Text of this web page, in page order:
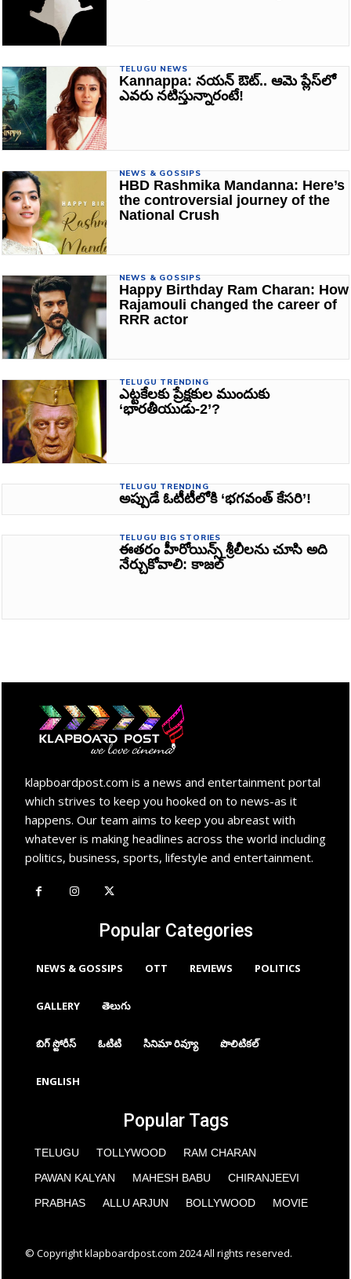
TELUGU NEWS
Kannappa: నయన్ ఔట్.. ఆమె ప్లేస్‌లో
ఎవరు నటిస్తున్నారంటే!
NEWS & GOSSIPS
HBD Rashmika Mandanna: Here’s
the controversial journey of the
National Crush
NEWS & GOSSIPS
Happy Birthday Ram Charan: How
Rajamouli changed the career of
RRR actor
TELUGU TRENDING
ఎట్టకేలకు ప్రేక్షకుల ముందుకు
‘భారతీయుడు-2’?
TELUGU TRENDING
అప్పుడే ఓటీటీలోకి ‘భగవంత్‌ కేసరి’!
TELUGU BIG STORIES
ఈతరం హీరోయిన్స్ శ్రీలీలను చూసి అది
నేర్చుకోవాలి: కాజల్‌
klapboardpost.com is a news and entertainment portal
which strives to keep you hooked on to news-as it
happens. Our team aims to keep you abreast with
whatever is making headlines across the world including
politics, business, sports, lifestyle and entertainment.
Popular Categories
NEWS & GOSSIPS OTT REVIEWS POLITICS
GALLERY తెలుగు
బిగ్ స్టోరీస్ ఓటిటి సినిమా రివ్యూ పొలిటికల్
ENGLISH
Popular Tags
TELUGU TOLLYWOOD
RAM CHARAN
PAWAN KALYAN
MAHESH BABU
CHIRANJEEVI
PRABHAS
ALLU ARJUN BOLLYWOOD MOVIE
© Copyright klapboardpost.com 2024 All rights reserved.